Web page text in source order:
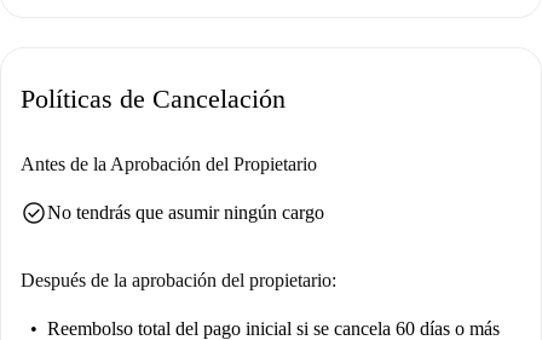
Outremeuse es una zona vibrante de Lieja, con una gran variedad de
restaurantes más destacados se incluyen Accattone Caffe, Chemin Dam,
lugares de interés cultural como Rue Roture, Clos des Trois Roses,
animado con una variedad de opciones gastronómicas y turísticas a solo
Políticas de Cancelación
Antes de la Aprobación del Propietario
check_circleNo tendrás que asumir ningún cargo
Después de la aprobación del propietario:
Reembolso total del pago inicial si se cancela 60 días o más